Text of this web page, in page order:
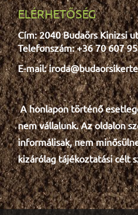
ELÉRHETŐSÉG
Cím: 2040 Budaörs Kinizsi
Telefonszám: +36 70 607
E-mail:
A honlapon történő
nem vállalunk. Az oldalon
informálisak, nem
kizárólag tájékoztatási célt